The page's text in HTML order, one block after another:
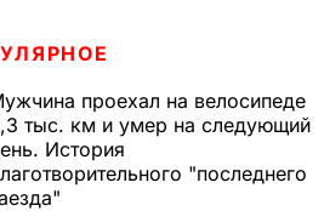
проехал на велосипеде
тыс. км и умер на следующий
История
"последнего